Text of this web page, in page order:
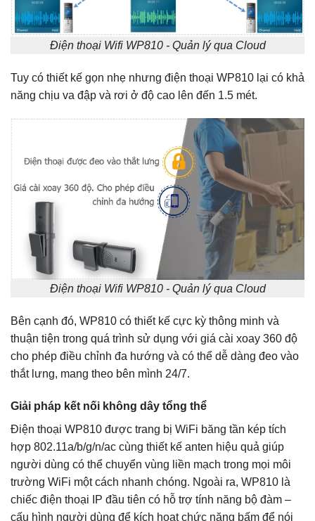
Điện thoại Wifi WP810 - Quản lý qua Cloud
Tuy có thiết kế gọn nhẹ nhưng điện thoại WP810 lại có khả
năng chịu va đập và rơi ở độ cao lên đến 1.5 mét.
Điện thoại Wifi WP810 - Quản lý qua Cloud
Bên cạnh đó, WP810 có thiết kế cực kỳ thông minh và
thuận tiện trong quá trình sử dụng với giá cài xoay 360 độ
cho phép điều chỉnh đa hướng và có thể dễ dàng đeo vào
thắt lưng, mang theo bên mình 24/7.
Giải pháp kết nối không dây tổng thể
Điện thoại WP810 được trang bị WiFi băng tần kép tích
hợp 802.11a/b/g/n/ac cùng thiết kế anten hiệu quả giúp
người dùng có thể chuyển vùng liền mạch trong mọi môi
trường WiFi một cách nhanh chóng. Ngoài ra, WP810 là
chiếc điện thoại IP đầu tiên có hỗ trợ tính năng bộ đàm –
cấu hình người dùng để kích hoạt chức năng bấm để nói